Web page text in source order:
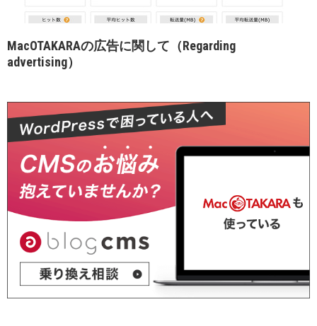
MacOTAKARAの広告に関して（Regarding
advertising）